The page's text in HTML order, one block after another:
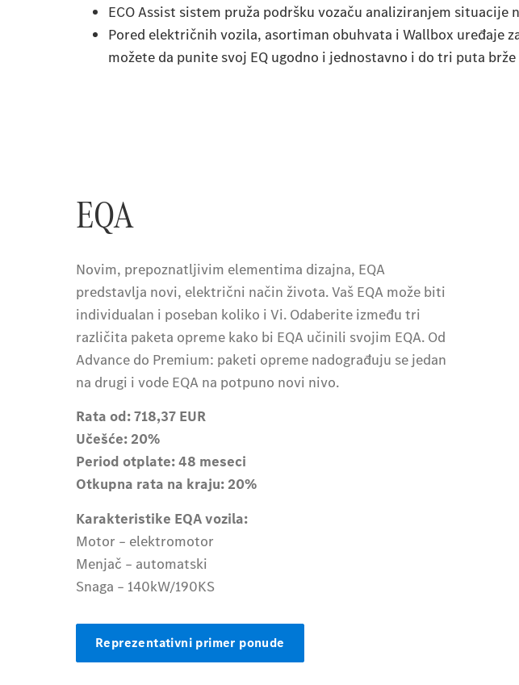
ECO Assist sistem pruža podršku vozaču analiziranjem
Pored električnih vozila, asortiman obuhvata i Wallbox uređaje
možete da punite svoj EQ ugodno i jednostavno i do tri puta
EQA
Novim, prepoznatljivim elementima dizajna, EQA
predstavlja novi, električni način života. Vaš EQA može biti
individualan i poseban koliko i Vi. Odaberite između tri
različita paketa opreme kako bi EQA učinili svojim EQA. Od
Advance do Premium: paketi opreme nadograđuju se jedan
na drugi i vode EQA na potpuno novi nivo.
Rata od: 718,37 EUR
Učešće: 20%
Period otplate: 48 meseci
Otkupna rata na kraju: 20%
Karakteristike EQA vozila:
Motor – elektromotor
Menjač – automatski
Snaga – 140kW/190KS
Reprezentativni primer ponude